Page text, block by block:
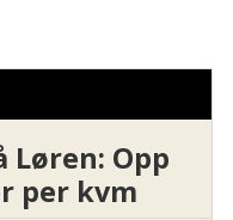
Løren: Opp
per kvm